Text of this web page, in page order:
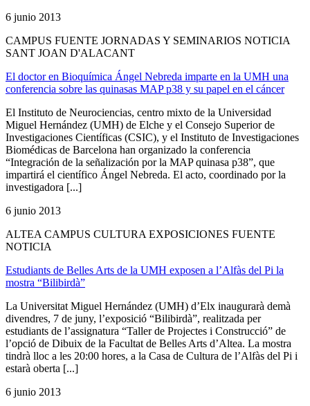
6 junio 2013
CAMPUS FUENTE JORNADAS Y SEMINARIOS NOTICIA
SANT JOAN D'ALACANT
El doctor en Bioquímica Ángel Nebreda imparte en la UMH una
conferencia sobre las quinasas MAP p38 y su papel en el cáncer
El Instituto de Neurociencias, centro mixto de la Universidad
Miguel Hernández (UMH) de Elche y el Consejo Superior de
Investigaciones Científicas (CSIC), y el Instituto de Investigaciones
Biomédicas de Barcelona han organizado la conferencia
“Integración de la señalización por la MAP quinasa p38”, que
impartirá el científico Ángel Nebreda. El acto, coordinado por la
investigadora [...]
6 junio 2013
ALTEA CAMPUS CULTURA EXPOSICIONES FUENTE
NOTICIA
Estudiants de Belles Arts de la UMH exposen a l’Alfàs del Pi la
mostra “Bilibirdà”
La Universitat Miguel Hernández (UMH) d’Elx inaugurarà demà
divendres, 7 de juny, l’exposició “Bilibirdà”, realitzada per
estudiants de l’assignatura “Taller de Projectes i Construcció” de
l’opció de Dibuix de la Facultat de Belles Arts d’Altea. La mostra
tindrà lloc a les 20:00 hores, a la Casa de Cultura de l’Alfàs del Pi i
estarà oberta [...]
6 junio 2013